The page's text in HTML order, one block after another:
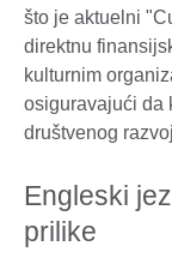
što je aktuelni
direktnu
kulturnim
osiguravajući da
društvenog
Engleski
prilike